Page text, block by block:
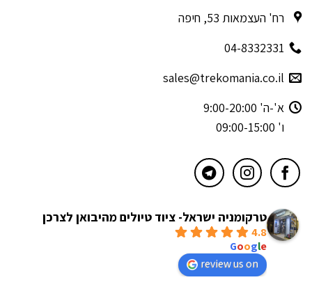
רח' העצמאות 53, חיפה
04-8332331
sales@trekomania.co.il
א'-ה' 9:00-20:00
ו' 09:00-15:00
טרקומניה ישראל- ציוד טיולים מהיבואן לצרכן
4.8
Google
review us on